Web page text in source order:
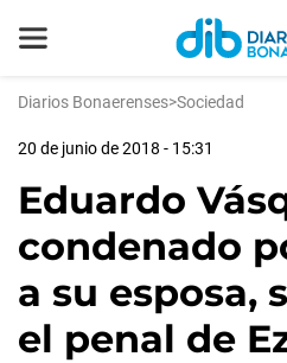
Diarios Bonaerenses>Sociedad
20 de junio de 2018 - 15:31
Eduardo
condenado
a su esposa,
el penal de